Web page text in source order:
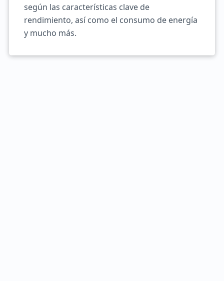
según las características clave de
rendimiento, así como el consumo de energía
y mucho más.